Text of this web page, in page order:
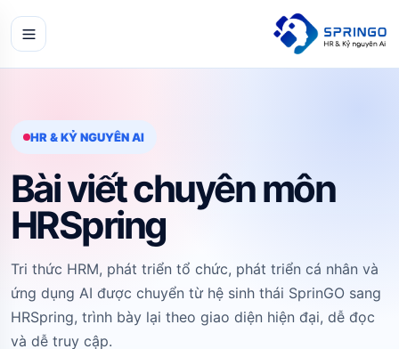
HR & KỶ NGUYÊN AI
Bài viết chuyên môn
HRSpring
Tri thức HRM, phát triển tổ chức, phát triển cá nhân và
ứng dụng AI được chuyển từ hệ sinh thái SprinGO sang
HRSpring, trình bày lại theo giao diện hiện đại, dễ đọc
và dễ truy cập.